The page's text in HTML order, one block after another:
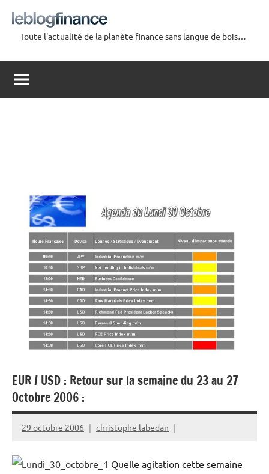
contenu
Blog
Finance
Toute l'actualité de la planète finance sans langue de bois…
EUR / USD : Retour sur la semaine du 23 au 27
Octobre 2006 :
29 octobre 2006 christophe labedan
Quelle agitation cette semaine